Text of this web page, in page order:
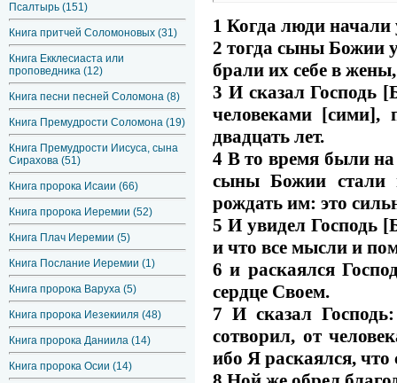
Псалтырь (151)
Книга притчей Соломоновых (31)
Книга Екклесиаста или
проповедника (12)
Книга песни песней Соломона (8)
Книга Премудрости Соломона (19)
Книга Премудрости Иисуса, сына
Сирахова (51)
Книга пророка Исаии (66)
Книга пророка Иеремии (52)
Книга Плач Иеремии (5)
Книга Послание Иеремии (1)
Книга пророка Варуха (5)
Книга пророка Иезекииля (48)
Книга пророка Даниила (14)
Книга пророка Осии (14)
1 Когда люди начали
2 тогда сыны Божии
брали их себе в
3 И сказал Господь
человеками [сими],
двадцать лет.
4 В то время были на
сыны Божии стали
рождать им: это
5 И увидел Господь
и что все мысли и
6 и раскаялся
сердце Своем.
7 И сказал
сотворил, от
ибо Я раскаялся, что